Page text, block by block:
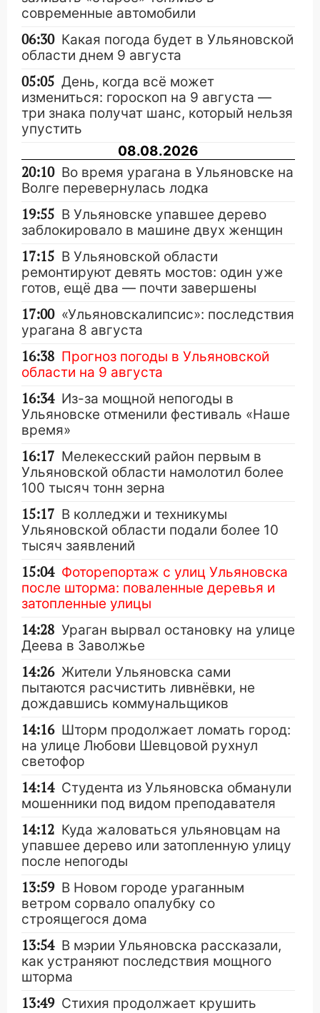
современные автомобили
06:30 Какая погода будет в Ульяновской
области днем 9 августа
05:05 День, когда всё может
измениться: гороскоп на 9 августа —
три знака получат шанс, который нельзя
упустить
08.08.2026
20:10 Во время урагана в Ульяновске на
Волге перевернулась лодка
19:55 В Ульяновске упавшее дерево
заблокировало в машине двух женщин
17:15 В Ульяновской области
ремонтируют девять мостов: один уже
готов, ещё два — почти завершены
17:00 «Ульяновскалипсис»: последствия
урагана 8 августа
16:38 Прогноз погоды в Ульяновской
области на 9 августа
16:34 Из-за мощной непогоды в
Ульяновске отменили фестиваль «Наше
время»
16:17 Мелекесский район первым в
Ульяновской области намолотил более
100 тысяч тонн зерна
15:17 В колледжи и техникумы
Ульяновской области подали более 10
тысяч заявлений
15:04 Фоторепортаж с улиц Ульяновска
после шторма: поваленные деревья и
затопленные улицы
14:28 Ураган вырвал остановку на улице
Деева в Заволжье
14:26 Жители Ульяновска сами
пытаются расчистить ливнёвки, не
дождавшись коммунальщиков
14:16 Шторм продолжает ломать город:
на улице Любови Шевцовой рухнул
светофор
14:14 Студента из Ульяновска обманули
мошенники под видом преподавателя
14:12 Куда жаловаться ульяновцам на
упавшее дерево или затопленную улицу
после непогоды
13:59 В Новом городе ураганным
ветром сорвало опалубку со
строящегося дома
13:54 В мэрии Ульяновска рассказали,
как устраняют последствия мощного
шторма
13:49 Стихия продолжает крушить